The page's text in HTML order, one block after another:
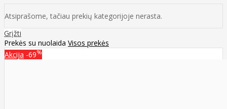
Atsiprašome, tačiau prekių kategorijoje nerasta.
Grįžti
Prekės su nuolaida Visos prekės
Akcija -69%